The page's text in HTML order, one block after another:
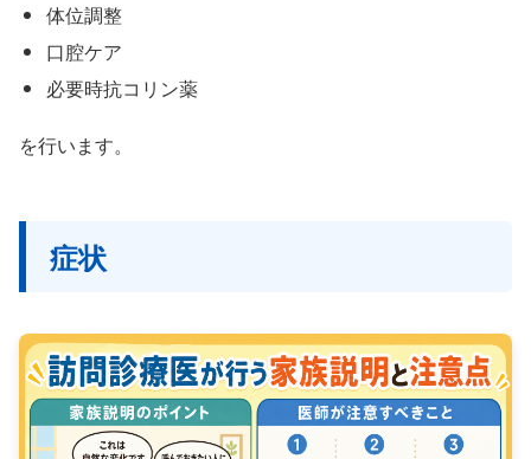
体位調整
口腔ケア
必要時抗コリン薬
を行います。
症状